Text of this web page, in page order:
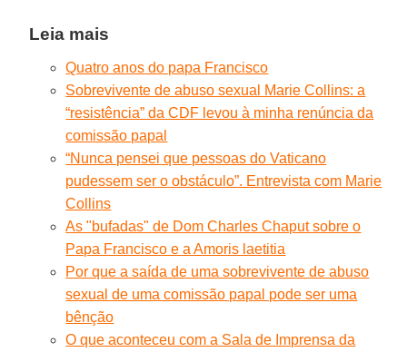
Leia mais
Quatro anos do papa Francisco
Sobrevivente de abuso sexual Marie Collins: a
“resistência” da CDF levou à minha renúncia da
comissão papal
“Nunca pensei que pessoas do Vaticano
pudessem ser o obstáculo”. Entrevista com Marie
Collins
As "bufadas" de Dom Charles Chaput sobre o
Papa Francisco e a Amoris laetitia
Por que a saída de uma sobrevivente de abuso
sexual de uma comissão papal pode ser uma
bênção
O que aconteceu com a Sala de Imprensa da